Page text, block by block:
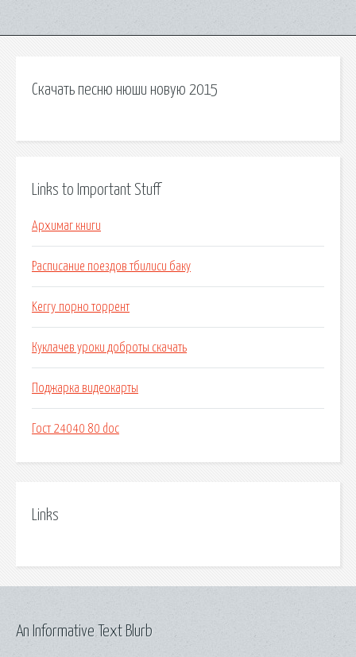
Скачать песню нюши новую 2015
Links to Important Stuff
Архимаг книги
Расписание поездов тбилиси баку
Kerry порно торрент
Куклачев уроки доброты скачать
Поджарка видеокарты
Гост 24040 80 doc
Links
An Informative Text Blurb